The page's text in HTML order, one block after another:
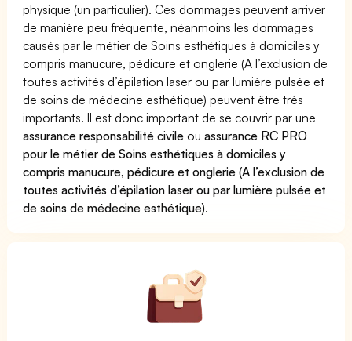
physique (un particulier). Ces dommages peuvent arriver
de manière peu fréquente, néanmoins les dommages
causés par le métier de Soins esthétiques à domiciles y
compris manucure, pédicure et onglerie (A l’exclusion de
toutes activités d’épilation laser ou par lumière pulsée et
de soins de médecine esthétique) peuvent être très
importants. Il est donc important de se couvrir par une
assurance responsabilité civile ouassurance RC PRO
pour le métier de Soins esthétiques à domiciles y
compris manucure, pédicure et onglerie (A l’exclusion de
toutes activités d’épilation laser ou par lumière pulsée et
de soins de médecine esthétique).